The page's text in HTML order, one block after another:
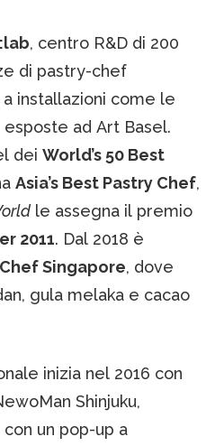
, centro R&D di 200
di pastry-chef
installazioni come le
ad Art Basel.
dei World’s 50 Best
Asia’s Best Pastry Chef,
le assegna il premio
2011. Dal 2018 è
Singapore, dove
gula melaka e cacao
inizia nel 2016 con
Shinjuku,
un pop-up a